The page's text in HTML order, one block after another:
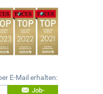
E-Mail erhalten:
Job-